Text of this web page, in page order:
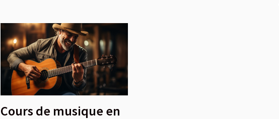
Cours de musique en